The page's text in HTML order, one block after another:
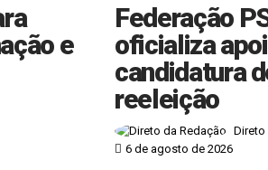
e
Federação
oficializa
candidatura
reeleição
Direto
6 de agosto de 2026